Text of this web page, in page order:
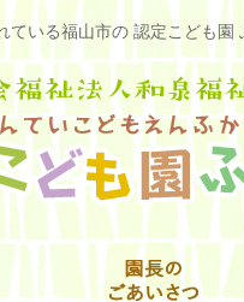
ている福山市の 認定こども園